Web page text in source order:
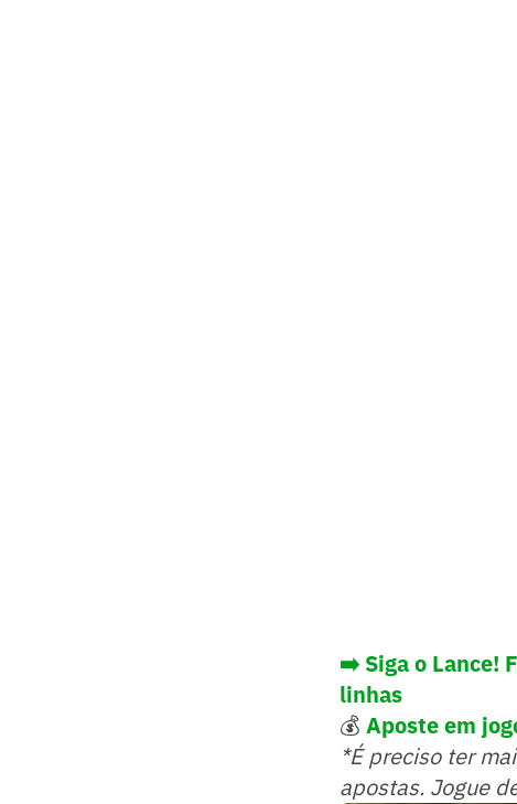
➡️ Siga o Lance!
linhas
💰 Aposte em
*É preciso ter
apostas. Jogue